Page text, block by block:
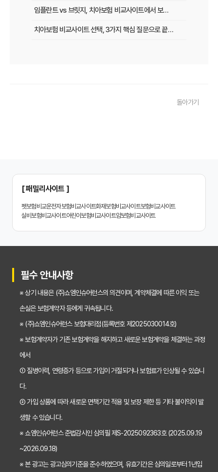
임플란트 vs 브릿지, 치아보험 비교사이트에서 보장 범위 꼼꼼하게 확인하는 꿀팁
치아보험 비교사이트 선택, 3가지 핵심 질문으로 끝내기
치아보험 비교사이트 똑똑하게 활용하는 3가지 꿀팁
치아보험 비교사이트 선택 전 반드시 알아야 할 5가지 핵심 질문
임플란트, 크라운 치료비 부담? 치아보험 비교사이트 활용법 및 보장꿀팁
2026년 치아보험, 가격 vs 보장! 비교 분석으로 나에게 딱 맞는 보험 찾기
치아보험 비교사이트 활용법: 숨겨진 보장까지 꼼꼼하게 찾는 꿀팁
치아보험 비교사이트 활용법: 숨은 꿀팁 대방출! 보험료 절약 노하우
돌아가기
[ 패밀리사이트 ]
펫보험비교운전자보험비교사이트화재보험비교사이트보험비교사이트
실비보험비교사이트어린이보험비교사이트암보험비교사이트
필수 안내사항
※ 상기 내용은 (주)쇼엠인슈어런스의 의견이며, 계약체결에 따른 이익 또는
손실은 보험계약자 등에게 귀속됩니다.
※ (주)쇼엠인슈어런스 보험대리점(등록번호 제2025030014호)
※ 보험계약자가 기존 보험계약을 해지하고 새로운 보험계약을 체결하는 과정
에서
① 질병이력, 연령증가 등으로 가입이 거절되거나 보험료가 인상될 수 있습니
다.
② 가입 상품에 따라 새로운 면책기간 적용 및 보장 제한 등 기타 불이익이 발
생할 수 있습니다.
※ 쇼엠인슈어런스 준법감시인 심의필 제S-2025092363호 (2025.09.19
~2026.09.18)
※ 본 광고는 광고심의기준을 준수하였으며, 유효기간은 심의일로부터 1년입